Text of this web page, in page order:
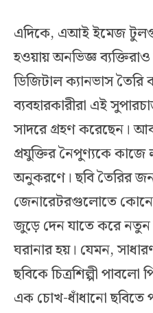
এদিকে, এআই ইমেজ
হওয়ায় অনভিজ্ঞ
ডিজিটাল ক্যানভাস তৈরি
ব্যবহারকারীরা এই
সাদরে গ্রহণ করেছেন।
প্রযুক্তির নৈপুণ্যকে কাজে
অনুকরণে। ছবি তৈরির
জেনারেটরগুলোতে কোনো
জুড়ে দেন যাতে করে নতুন
ঘরানার হয়। যেমন,
ছবিকে চিত্রশিল্পী
এক চোখ-ধাঁধানো ছবিতে